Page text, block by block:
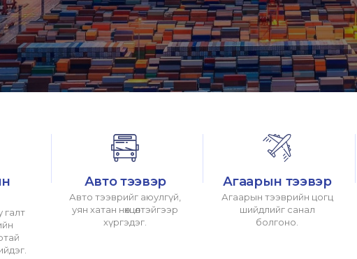
галт
Авто тээвэр
Авто тээврийг аюулгүй,
уян хатан нөхцөлтэйгээр
хүргэдэг.
Агаарын тээвэр
Агаарын тээврийн цогц
шийдлийг санал
болгоно.